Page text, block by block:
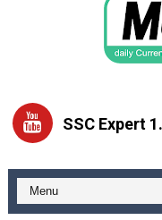
SSC Expert